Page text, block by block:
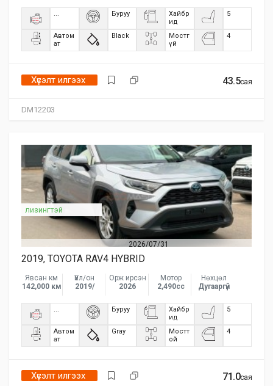
DM12203
... Буруу
Хайбр
ид
5
Автом
ат
Black
Мостг
үй
4
43.5сая
Хүсэлт илгээх
2026/07/31
лизингтэй
2019, TOYOTA RAV4 HYBRID
Явсан км
142,000 км
Үйл/он
2019/
Орж ирсэн
2026
Мотор
2,490сс
Нөхцөл
Дугааргүй
... Буруу
Хайбр
ид
5
Автом
ат
Gray
Мостт
ой
4
71.0сая
Хүсэлт илгээх